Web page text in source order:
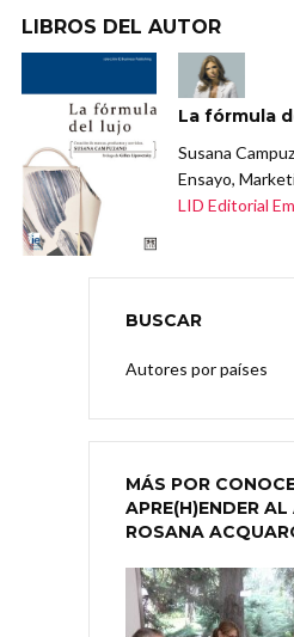
LIBROS DEL AUTOR
La fórmula
Susana
Ensayo,
LID Editorial
BUSCAR
Autores por países
MÁS POR
APRE(H)ENDER
ROSANA